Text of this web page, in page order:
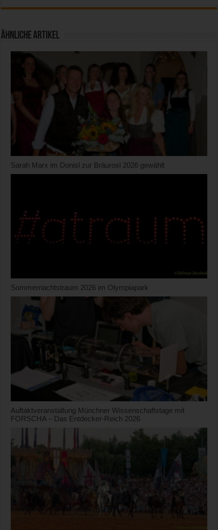
Ähnliche Artikel
Sarah Marx im Donisl zur Bräurosl 2026 gewählt
Sommernachtstraum 2026 im Olympiapark
Auftaktveranstaltung Münchner Wissenschaftstage mit
FORSCHA – Das Entdecker-Reich 2026